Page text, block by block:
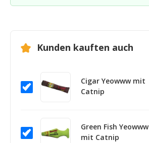
Kunden kauften auch
Cigar Yeowww mit
Catnip
Green Fish Yeowww
mit Catnip